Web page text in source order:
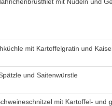
mit Kartoffelgratin und
und Saitenwürstle
mit Kartoffel- und